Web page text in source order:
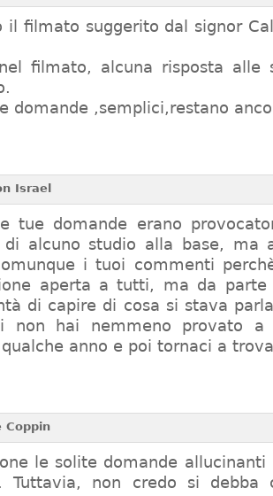
il filmato suggerito dal signor
filmato, alcuna risposta alle
domande ,semplici,restano
Israel
tue domande erano
di alcuno studio alla base, ma
i tuoi commenti
aperta a tutti, ma da parte
di capire di cosa si stava
non hai nemmeno provato a
anno e poi tornaci a
Coppin
le solite domande
Tuttavia, non credo si debba